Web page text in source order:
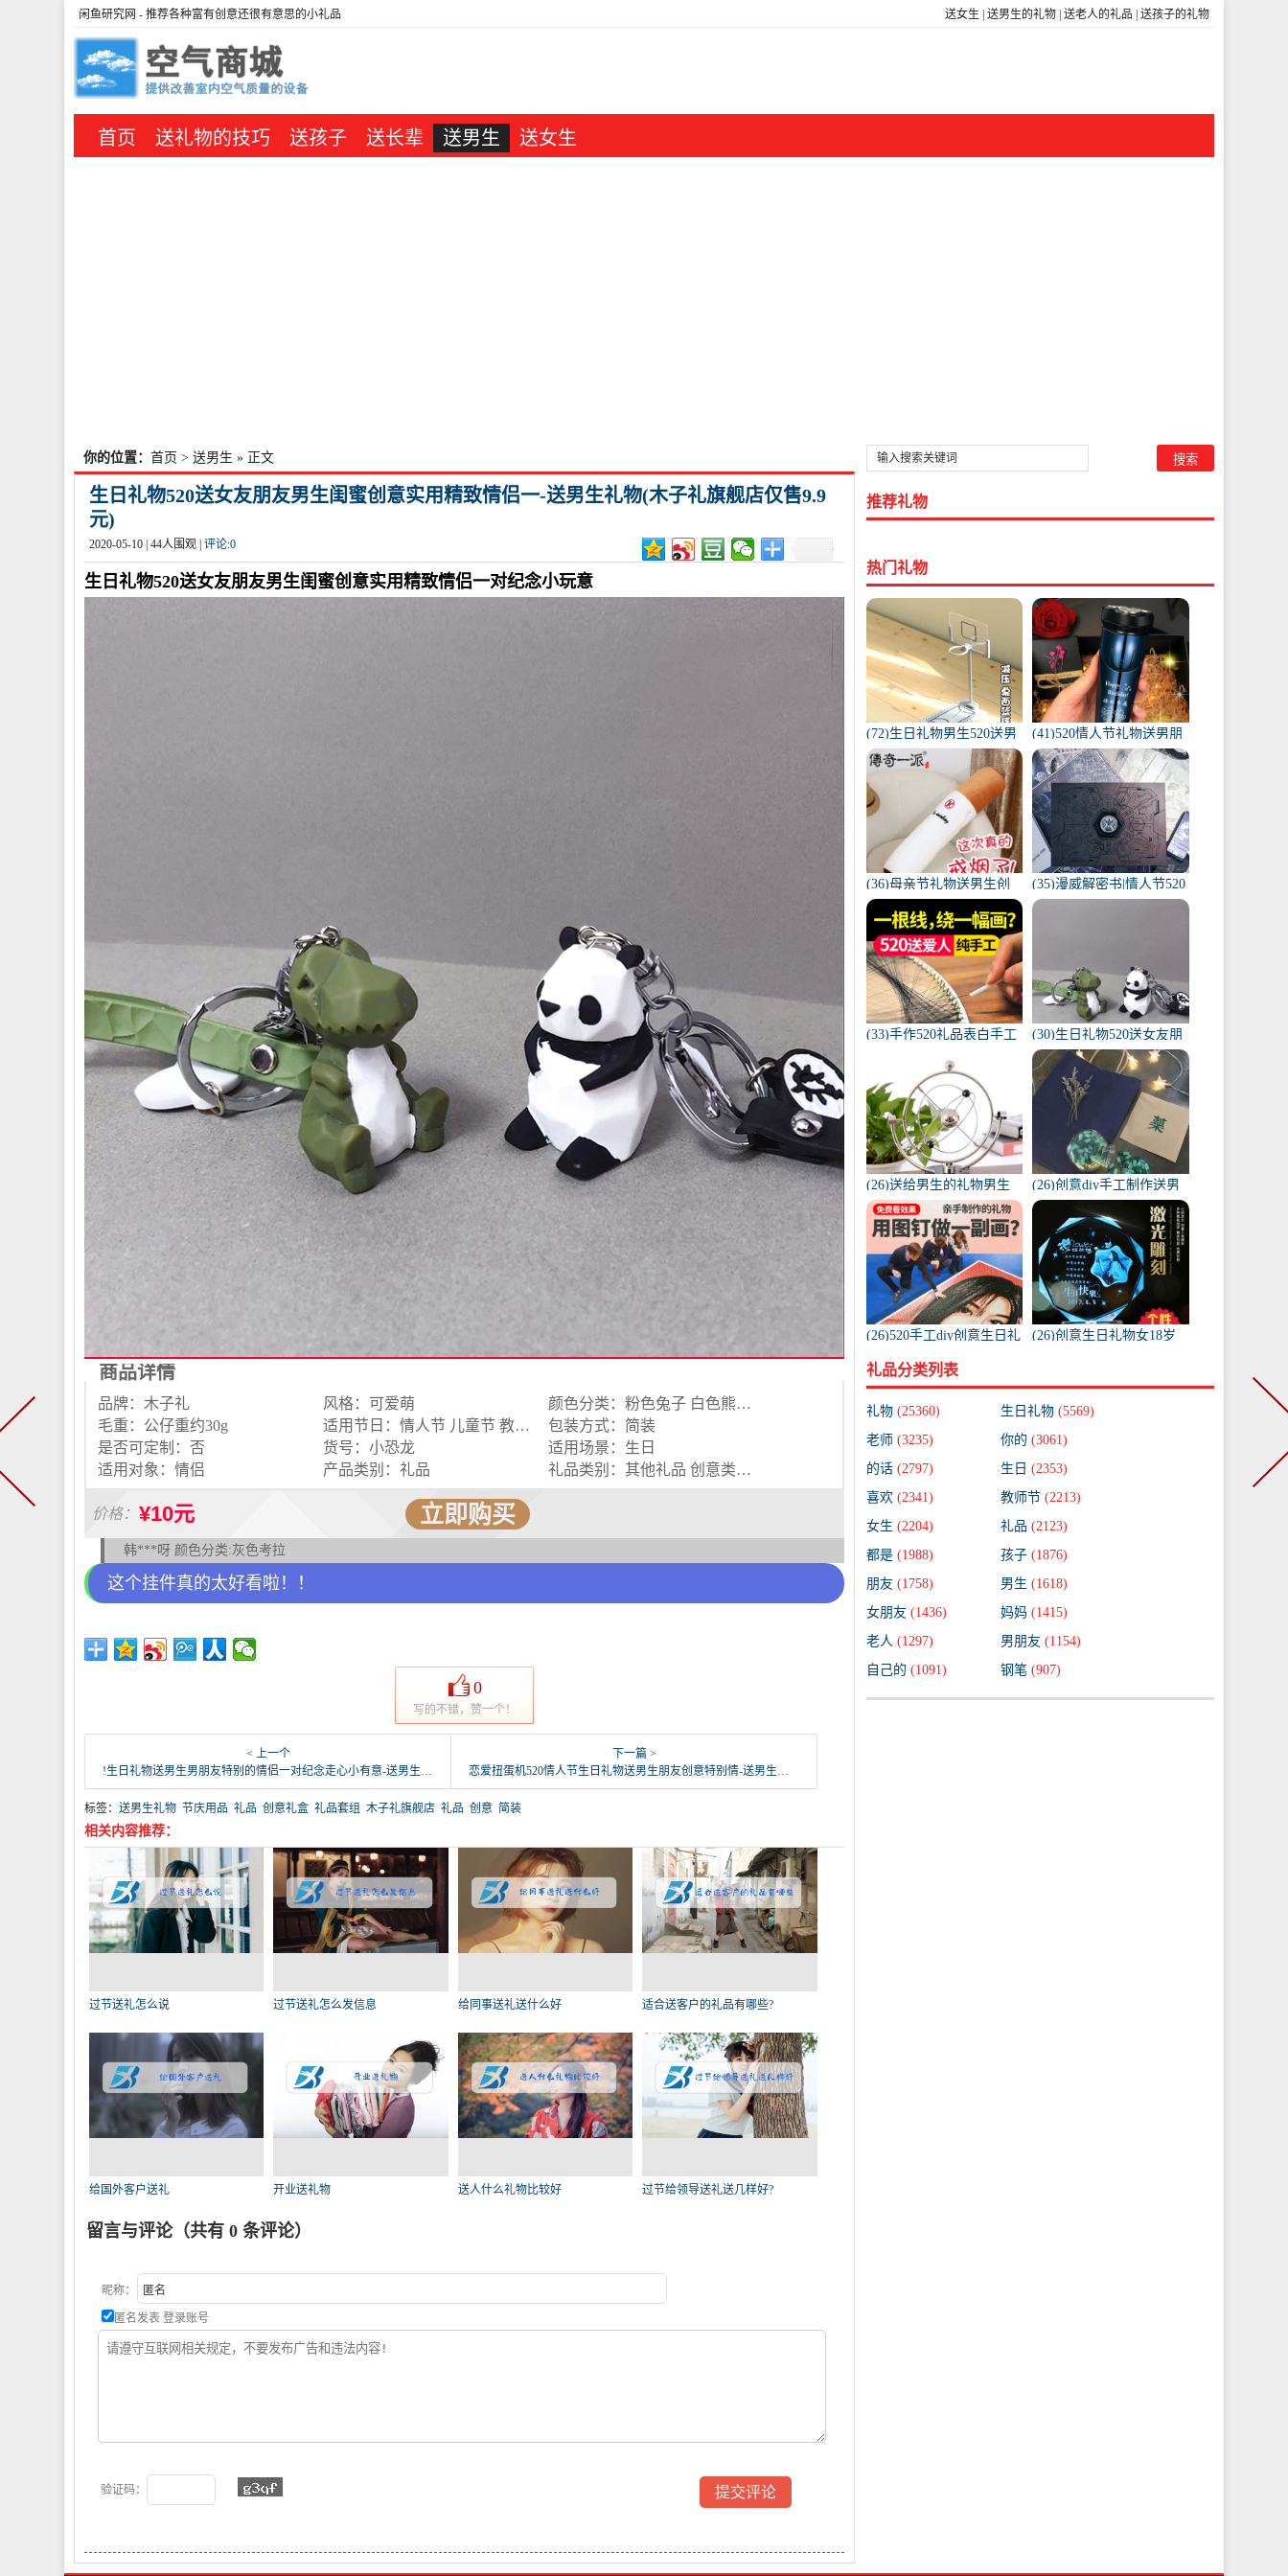
送女生 送男生的礼物 送老人的礼品 送孩子的礼物
闲鱼研究网 - 推荐各种富有创意还很有意思的小礼品
首页 送礼物的技巧 送孩子 送长辈 送男生 送女生
你的位置： 首页 > 送男生 » 正文
生日礼物520送女友朋友男生闺蜜创意实用精致情侣一-送男生礼物(木子礼旗舰店仅售9.9
元)
2020-05-10 | 44人围观 | 评论:0
生日礼物520送女友朋友男生闺蜜创意实用精致情侣一对纪念小玩意
商品详情
品牌：木子礼 风格：可爱萌
颜色分类：粉色兔子 白色熊猫 绿色恐龙 灰色考拉 蓝色小猫 红色狐狸
毛重：公仔重约30g
适用节日：情人节 儿童节 教师节 中秋节 感恩节 圣诞节 元旦 万圣节
包装方式：简装
是否可定制：否
货号：小恐龙
适用场景：生日
适用对象：情侣
产品类别：礼品 礼品类别：其他礼品 创意类礼品 装饰类礼品
价格： ¥10元 立即购买
韩***呀 颜色分类:灰色考拉
这个挂件真的太好看啦！！
0
写的不错，赞一个！
< 上一个
!生日礼物送男生男朋友特别的情侣一对纪念走心小有意-送男生礼物(聚有乐家居专营店仅售24.8元)
下一篇 >
恋爱扭蛋机520情人节生日礼物送男生朋友创意特别情-送男生礼物(马克图布旗舰店仅售68元)
标签： 送男生礼物 节庆用品 礼品 创意礼盒 礼品套组 木子礼旗舰店 礼品 创意 简装
相关内容推荐：
过节送礼怎么说 过节送礼怎么发信息 给同事送礼送什么好 适合送客户的礼品有哪些?
给国外客户送礼 开业送礼物 送人什么礼物比较好 过节给领导送礼送几样好?
留言与评论（共有 0 条评论）
昵称：
匿名发表 登录账号
验证码：
推荐礼物
热门礼物
(72)生日礼物男生520送男
友送给男朋友实用小特别
走心的-送男生礼物(寻梦
鸟旗舰店仅售38元)
(41)520情人节礼物送男朋
友惊喜男生生日老公实用
创意男-送男生礼物(科沃
顿旗舰店仅售108元)
(36)母亲节礼物送男生创
意爸爸的老公实用父亲生
日礼品惊喜-送男生礼物
(传奇一派旗舰店仅售39.9
元)
(35)漫威解密书|情人节520
礼物送男友男生生日创意
(33)手作520礼品表白手工
生-送男生礼物(纸间道旗
舰店仅售98元)
(30)生日礼物520送女友朋
友男生闺蜜创意实用精致
情侣一-送男生礼物(木子
礼旗舰店仅售9.9元)
(26)送给男生的礼物男生
礼物兄弟生日礼物 男送男
送兄弟哥-送男生礼物(紫
鸾峰家居专营店仅售15.12
元)
(26)创意diy手工制作送男
朋友的生日礼物男生自制
特别走-送男生礼物(聚有
乐家居专营店仅售19.82元)
(26)520手工diy创意生日礼
妇-送男生礼物(纸间道旗
舰店仅售297元)
(26)创意生日礼物女18岁
旗舰店仅售35元)
礼品分类列表
礼物 (25360) 生日礼物 (5569)
老师 (3235) 你的 (3061)
的话 (2797) 生日 (2353)
喜欢 (2341) 教师节 (2213)
女生 (2204) 礼品 (2123)
都是 (1988) 孩子 (1876)
朋友 (1758) 男生 (1618)
女朋友 (1436) 妈妈 (1415)
老人 (1297) 男朋友 (1154)
自己的 (1091) 钢笔 (907)